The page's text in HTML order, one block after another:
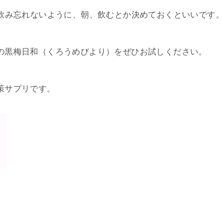
み忘れないように、朝、飲むとか決めておくといいです。
梅日和（くろうめびより）をぜひお試しください。
サプリです。